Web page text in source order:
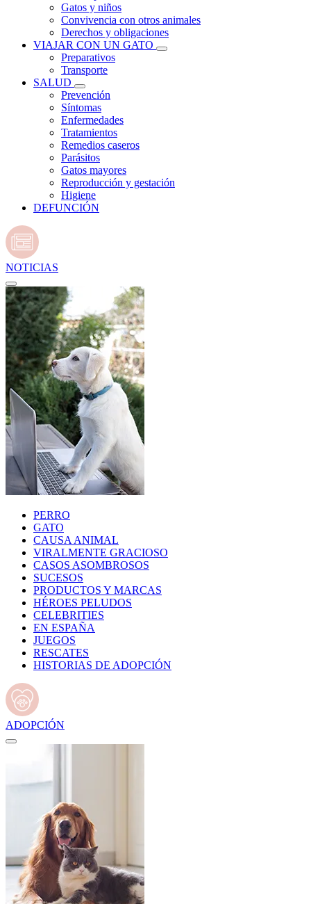
Gatos y niños
Convivencia con otros animales
Derechos y obligaciones
VIAJAR CON UN GATO
Preparativos
Transporte
SALUD
Prevención
Síntomas
Enfermedades
Tratamientos
Remedios caseros
Parásitos
Gatos mayores
Reproducción y gestación
Higiene
DEFUNCIÓN
NOTICIAS
PERRO
GATO
CAUSA ANIMAL
VIRALMENTE GRACIOSO
CASOS ASOMBROSOS
SUCESOS
PRODUCTOS Y MARCAS
HÉROES PELUDOS
CELEBRITIES
EN ESPAÑA
JUEGOS
RESCATES
HISTORIAS DE ADOPCIÓN
ADOPCIÓN